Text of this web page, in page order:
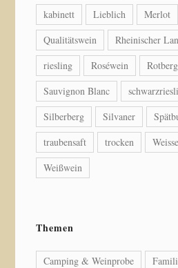
kabinett
Lieblich Merlot
Qualitätswein
Rheinischer
riesling
Roséwein
Sauvignon Blanc
Silberberg
Silvaner
traubensaft
trocken
Weißwein
Themen
Camping & Weinprobe